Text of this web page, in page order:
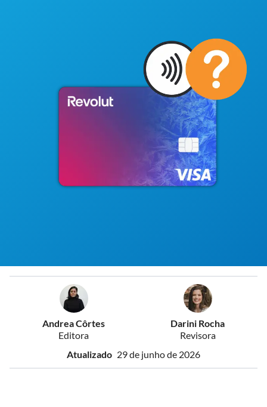
Andrea Côrtes
Editora
Darini Rocha
Revisora
Atualizado 29 de junho de 2026